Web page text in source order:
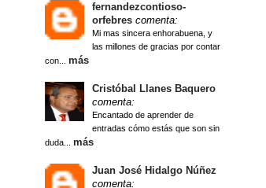
fernandezcontioso-
orfebres comenta:
Mi mas sincera enhorabuena, y
las millones de gracias por contar
con... más
Cristóbal Llanes Baquero
comenta:
Encantado de aprender de
entradas cómo estás que son sin
duda... más
Juan José Hidalgo Núñez
comenta: